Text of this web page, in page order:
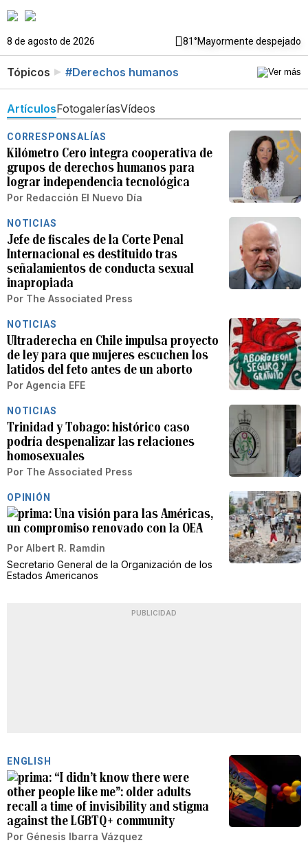
8 de agosto de 2026 81°Mayormente despejado
Tópicos #Derechos humanos
ArtículosFotogaleríasVídeos
CORRESPONSALÍAS
Kilómetro Cero integra cooperativa de
grupos de derechos humanos para
lograr independencia tecnológica
Por Redacción El Nuevo Día
NOTICIAS
Jefe de fiscales de la Corte Penal
Internacional es destituido tras
señalamientos de conducta sexual
inapropiada
Por The Associated Press
NOTICIAS
Ultraderecha en Chile impulsa proyecto
de ley para que mujeres escuchen los
latidos del feto antes de un aborto
Por Agencia EFE
NOTICIAS
Trinidad y Tobago: histórico caso
podría despenalizar las relaciones
homosexuales
Por The Associated Press
OPINIÓN
Una visión para las Américas,
un compromiso renovado con la OEA
Por Albert R. Ramdin
Secretario General de la Organización de los
Estados Americanos
PUBLICIDAD
ENGLISH
“I didn’t know there were
other people like me”: older adults
recall a time of invisibility and stigma
against the LGBTQ+ community
Por Génesis Ibarra Vázquez